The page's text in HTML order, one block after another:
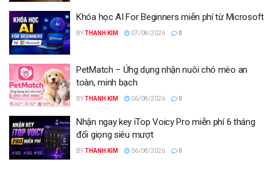
Khóa học AI For Beginners miễn phí từ Microsoft
BYTHANH KIM 07/08/2026 0
PetMatch – Ứng dụng nhận nuôi chó mèo an
toàn, minh bạch
BYTHANH KIM 06/08/2026 0
Nhận ngay key iTop Voicy Pro miễn phí 6 tháng
đổi giọng siêu mượt
BYTHANH KIM 06/08/2026 0